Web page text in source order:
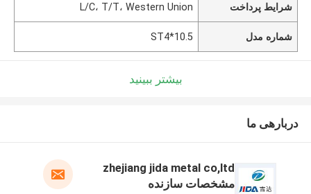
شرایط پرداخت L/C، T/T، Western Union
شماره مدل ST4*10.5
بیشتر ببینید
دربارهی ما
zhejiang jida metal co,ltd
مشخصات سازنده